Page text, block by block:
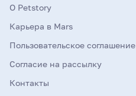
О Petstory
Карьера в Mars
Пользовательское соглашение
Согласие на рассылку
Контакты